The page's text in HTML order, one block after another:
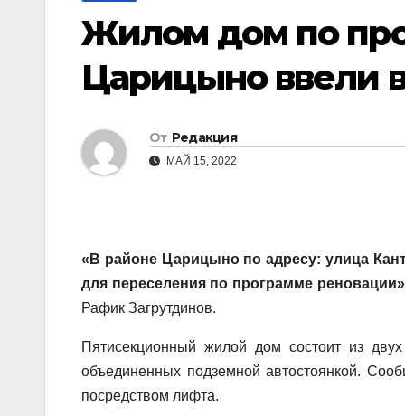
Жилом дом по
Царицыно ввели
От Редакция
МАЙ 15, 2022
«В районе Царицыно по адресу:улица
для переселения по программе реновации»
Рафик Загрутдинов.
Пятисекционный жилой дом состоит из
объединенных подземной автостоянкой.
посредством лифта.